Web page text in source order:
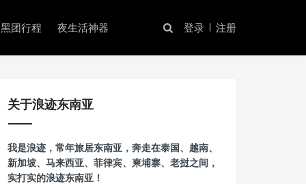
团行程 夜生活神器 登录 注册
关于浪迹东南亚
我是浪迹，常年旅居东南亚，奔走在泰国、越南、
新加坡、马来西亚、菲律宾、柬埔寨、老挝之间，
实打实的浪迹东南亚！